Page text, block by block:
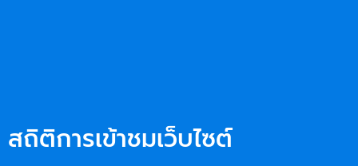
สถิติการเข้าชมเว็บไซต์